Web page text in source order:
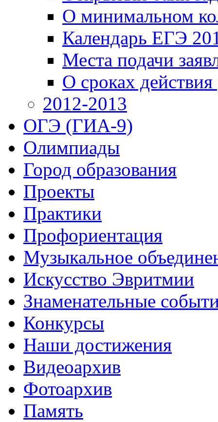
О минимальном
Календарь ЕГЭ
Места подачи
О сроках
2012-2013
ОГЭ (ГИА-9)
Олимпиады
Город образования
Проекты
Практики
Профориентация
Музыкальное
Искусство Эвритмии
Знаменательные
Конкурсы
Наши достижения
Видеоархив
Фотоархив
Память